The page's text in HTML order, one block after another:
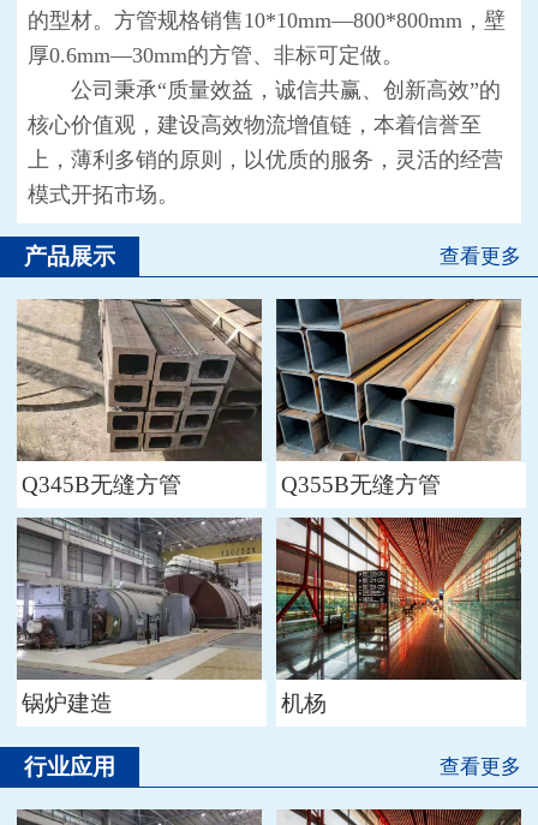
的型材。方管规格销售10*10mm—800*800mm，壁
厚0.6mm—30mm的方管、非标可定做。
公司秉承“质量效益，诚信共赢、创新高效”的
核心价值观，建设高效物流增值链，本着信誉至
上，薄利多销的原则，以优质的服务，灵活的经营
模式开拓市场。
查看更多
产品展示
Q345B无缝方管 Q355B无缝方管
锅炉建造 机杨
查看更多
行业应用